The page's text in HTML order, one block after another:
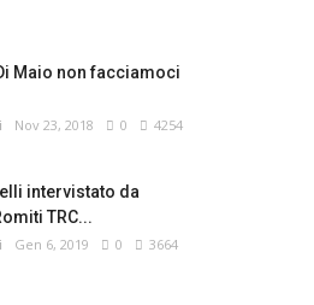
Maio non facciamoci
Nov 23, 2018 0 4254
intervistato da
TRC...
Gen 6, 2019 0 3664